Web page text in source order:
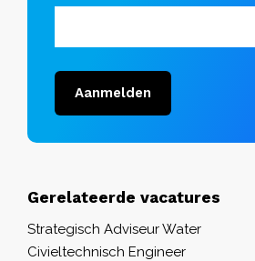
Aanmelden
Gerelateerde vacatures
Strategisch Adviseur Water
Civieltechnisch Engineer